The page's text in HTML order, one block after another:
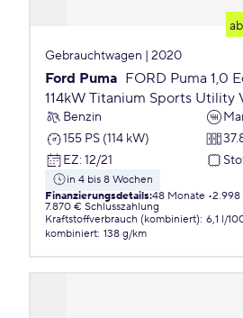
ab
Gebrauchtwagen | 2020
Ford Puma FORD Puma 1,0
114kW Titanium Sports Utility
Benzin
155 PS (114 kW)
EZ: 12/21
in 4 bis 8 Wochen
Finanzierungsdetails:48 Monate 2.998
7.870 € Schlusszahlung
Kraftstoffverbrauch (kombiniert): 6,1 l/
kombiniert: 138 g/km